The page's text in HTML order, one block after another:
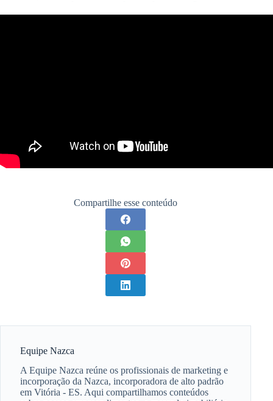
Compartilhe esse conteúdo
Equipe Nazca
A Equipe Nazca reúne os profissionais de marketing e
incorporação da Nazca, incorporadora de alto padrão
em Vitória - ES. Aqui compartilhamos conteúdos